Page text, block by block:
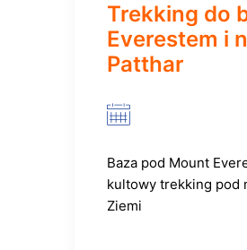
Trekking do
Everestem i
Patthar
Baza pod Mount
kultowy trekking pod
Ziemi